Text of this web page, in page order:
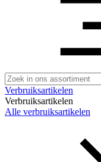
Zoeken
naar:
Verbruiksartikelen
Verbruiksartikelen
Alle verbruiksartikelen